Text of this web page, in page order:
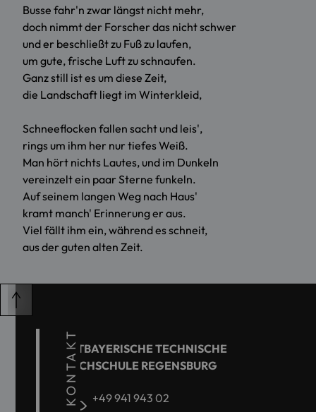
Busse fahr'n zwar längst nicht mehr,
doch nimmt der Forscher das nicht schwer
und er beschließt zu Fuß zu laufen,
um gute, frische Luft zu schnaufen.
Ganz still ist es um diese Zeit,
die Landschaft liegt im Winterkleid,
Schneeflocken fallen sacht und leis',
rings um ihm her nur tiefes Weiß.
Man hört nichts Lautes, und im Dunkeln
vereinzelt ein paar Sterne funkeln.
Auf seinem langen Weg nach Haus'
kramt manch' Erinnerung er aus.
Viel fällt ihm ein, während es schneit,
aus der guten alten Zeit.
KONTAKT
OSTBAYERISCHE TECHNISCHE
HOCHSCHULE REGENSBURG
+49 941 943 02